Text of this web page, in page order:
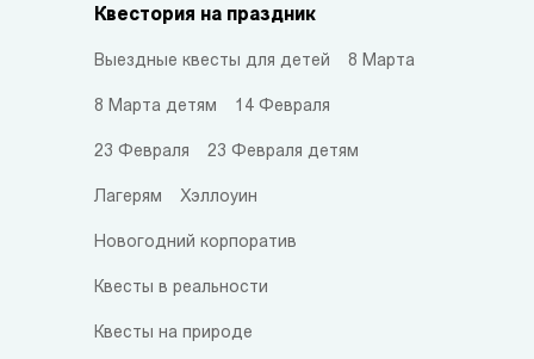
Квестория на праздник
Выездные квесты для детей 8 Марта
8 Марта детям 14 Февраля
23 Февраля 23 Февраля детям
Лагерям Хэллоуин
Новогодний корпоратив
Квесты в реальности
Квесты на природе